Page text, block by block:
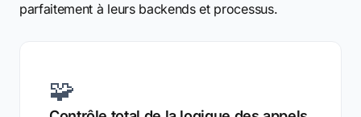
parfaitement à leurs backends et processus.
🧩